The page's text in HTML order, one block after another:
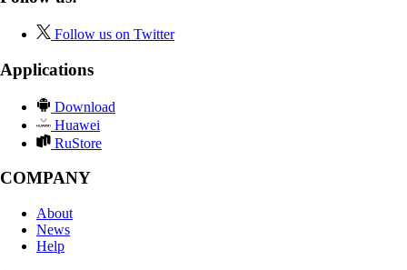
Follow us on Twitter
Applications
Download
Huawei
RuStore
COMPANY
About
News
Help